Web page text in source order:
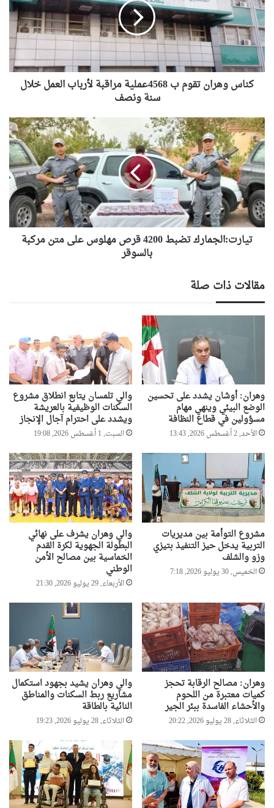
س
و
ه
ر
ا
ن
م
ب
4
5
6
8
ع
م
ل
ا
ق
ب
ا
ب
ا
ل
م
ل
خ
ل
ا
ل
س
ن
ة
و
ف
كناس وهران تقوم ب 4568عملية مراقبة لأرباب العمل خلال
سنة ونصف
ت
ي
ا
ر
ت
:
ا
ل
ج
ت
ض
ب
ق
ر
ص
م
ل
و
س
ع
ل
ى
م
ت
ن
م
ب
ة
ب
ا
س
و
ق
ر
تيارت:الجمارك تضبط 4200 قرص مهلوس على متن مركبة
بالسوقر
مقالات ذات صلة
وهران: أوشان يشدد على تحسين
الوضع البيئي وينهي مهام
مسؤولين في قطاع النظافة
الأحد, 2 أغسطس 2026, 13:43
والي تلمسان يتابع انطلاق مشروع
السكنات الوظيفية بالعريشة
ويشدد على احترام آجال الإنجاز
السبت, 1 أغسطس 2026, 19:08
مشروع التوأمة بين مديريات
التربية يدخل حيز التنفيذ بتيزي
وزو والشلف
الخميس, 30 يوليو 2026, 7:18
والي وهران يشرف على نهائي
البطولة الجهوية لكرة القدم
الخماسية بين مصالح الأمن
الوطني
الأربعاء, 29 يوليو 2026, 21:30
وهران: مصالح الرقابة تحجز
كميات معتبرة من اللحوم
والأحشاء الفاسدة ببئر الجير
الثلاثاء, 28 يوليو 2026, 20:22
والي وهران يشيد بجهود استكمال
مشاريع ربط السكنات والمناطق
النائية بالطاقة
الثلاثاء, 28 يوليو 2026, 19:23